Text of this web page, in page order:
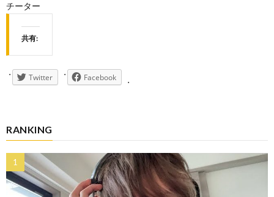
チーター
共有:
Twitter Facebook
RANKING